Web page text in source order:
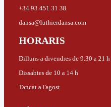
+34 93 451 31 38
dansa@luthierdansa.com
HORARIS
Dilluns a divendres de 9.30 a 21 h
Dissabtes de 10 a 14 h
Tancat a l'agost